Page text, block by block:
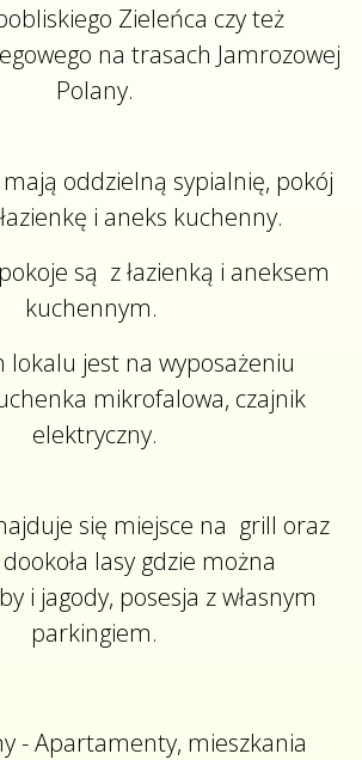
Zieleńca czy też
na trasach Jamrozowej
Polany.
oddzielną sypialnię, pokój
i aneks kuchenny.
są z łazienką i aneksem
kuchennym.
lokalu jest na wyposażeniu
mikrofalowa, czajnik
elektryczny.
się miejsce na grill oraz
lasy gdzie można
i jagody, posesja z własnym
parkingiem.
- Apartamenty, mieszkania